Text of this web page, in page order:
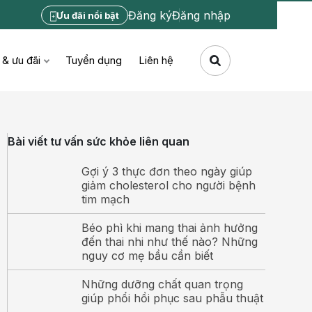
Ưu đãi nổi bật Đăng kýĐăng nhập
ưu đãi Tuyển dụng Liên hệ
Bài viết tư vấn sức khỏe liên quan
Gợi ý 3 thực đơn theo ngày giúp
giảm cholesterol cho người bệnh
tim mạch
Béo phì khi mang thai ảnh hưởng
đến thai nhi như thế nào? Những
nguy cơ mẹ bầu cần biết
Những dưỡng chất quan trọng
giúp phổi hồi phục sau phẫu thuật